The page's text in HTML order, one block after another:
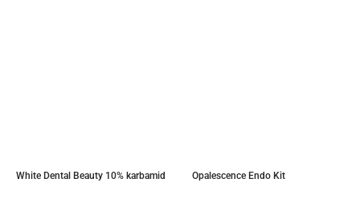
White Dental Beauty 10% karbamid Opalescence Endo Kit